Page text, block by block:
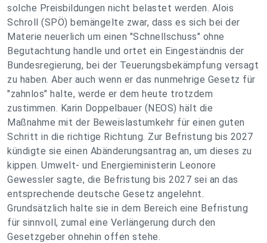
solche Preisbildungen nicht belastet werden. Alois
Schroll (SPÖ) bemängelte zwar, dass es sich bei der
Materie neuerlich um einen "Schnellschuss" ohne
Begutachtung handle und ortet ein Eingeständnis der
Bundesregierung, bei der Teuerungsbekämpfung versagt
zu haben. Aber auch wenn er das nunmehrige Gesetz für
"zahnlos" halte, werde er dem heute trotzdem
zustimmen. Karin Doppelbauer (NEOS) hält die
Maßnahme mit der Beweislastumkehr für einen guten
Schritt in die richtige Richtung. Zur Befristung bis 2027
kündigte sie einen Abänderungsantrag an, um dieses zu
kippen. Umwelt- und Energieministerin Leonore
Gewessler sagte, die Befristung bis 2027 sei an das
entsprechende deutsche Gesetz angelehnt.
Grundsätzlich halte sie in dem Bereich eine Befristung
für sinnvoll, zumal eine Verlängerung durch den
Gesetzgeber ohnehin offen stehe.